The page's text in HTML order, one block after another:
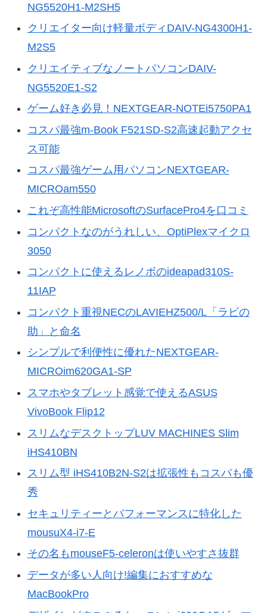
NG5520H1-M2SH5
クリエイター向け軽量ボディDAIV-NG4300H1-
M2S5
クリエイティブなノートパソコンDAIV-
NG5520E1-S2
ゲーム好き必見！NEXTGEAR-NOTEi5750PA1
コスパ最強m-Book F521SD-S2高速起動アクセ
ス可能
コスパ最強ゲーム用パソコンNEXTGEAR-
MICROam550
これぞ高性能MicrosoftのSurfacePro4を口コミ
コンパクトなのがうれしい、OptiPlexマイクロ
3050
コンパクトに使えるレノボのideapad310S-
11IAP
コンパクト重視NECのLAVIEHZ500/L「ラビの
助」と命名
シンプルで利便性に優れたNEXTGEAR-
MICROim620GA1-SP
スマホやタブレット感覚で使えるASUS
VivoBook Flip12
スリムなデスクトップLUV MACHINES Slim
iHS410BN
スリム型 iHS410B2N-S2は拡張性もコスパも優
秀
セキュリティーとパフォーマンスに特化した
mousuX4-i7-E
その名もmouseF5-celeronは使いやすさ抜群
データが多い人向け!編集におすすめな
MacBookPro